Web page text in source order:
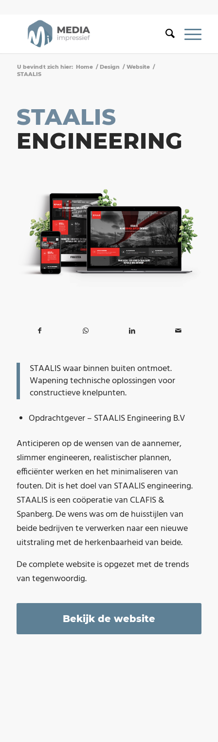
U bevindt zich hier: Home / Design / Website /
STAALIS
STAALIS
ENGINEERING
STAALIS waar binnen buiten ontmoet.
Wapening technische oplossingen voor
constructieve knelpunten.
Opdrachtgever – STAALIS Engineering B.V
Anticiperen op de wensen van de aannemer,
slimmer engineeren, realistischer plannen,
efficiënter werken en het minimaliseren van
fouten. Dit is het doel van STAALIS engineering.
STAALIS is een coöperatie van CLAFIS &
Spanberg. De wens was om de huisstijlen van
beide bedrijven te verwerken naar een nieuwe
uitstraling met de herkenbaarheid van beide.
De complete website is opgezet met de trends
van tegenwoordig.
Bekijk de website